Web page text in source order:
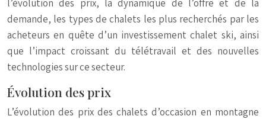
l’évolution des prix, la dynamique de l’offre et de la
demande, les types de chalets les plus recherchés par les
acheteurs en quête d’un investissement chalet ski, ainsi
que l’impact croissant du télétravail et des nouvelles
technologies sur ce secteur.
Évolution des prix
L’évolution des prix des chalets d’occasion en montagne